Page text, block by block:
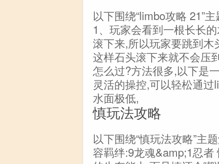
以下围绕“limbo攻略 21”
1、玩家会看到一根长长
滚下来,所以玩家要跳到
这样石头滚下来就不会压
怎么过?方法很多,以下是
灵活的操控,可以轻松通
水面极低,
慎玩法攻略
以下围绕“慎玩法攻略”主
容羁绊:9龙魂&amp;1忍